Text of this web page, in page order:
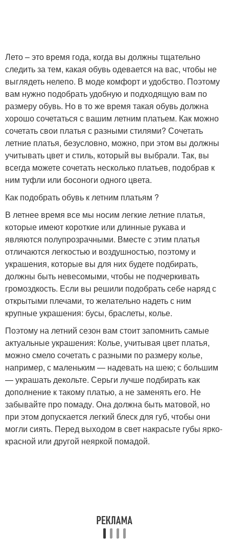
Лето – это время года, когда вы должны тщательно
следить за тем, какая обувь одевается на вас, чтобы не
выглядеть нелепо. В моде комфорт и удобство. Поэтому
вам нужно подобрать удобную и подходящую вам по
размеру обувь. Но в то же время такая обувь должна
хорошо сочетаться с вашим летним платьем. Как можно
сочетать свои платья с разными стилями? Сочетать
летние платья, безусловно, можно, при этом вы должны
учитывать цвет и стиль, который вы выбрали. Так, вы
всегда можете сочетать несколько платьев, подобрав к
ним туфли или босоноги одного цвета.
Как подобрать обувь к летним платьям ?
В летнее время все мы носим легкие летние платья,
которые имеют короткие или длинные рукава и
являются полупрозрачными. Вместе с этим платья
отличаются легкостью и воздушностью, поэтому и
украшения, которые вы для них будете подбирать,
должны быть невесомыми, чтобы не подчеркивать
громоздкость. Если вы решили подобрать себе наряд с
открытыми плечами, то желательно надеть с ним
крупные украшения: бусы, браслеты, колье.
Поэтому на летний сезон вам стоит запомнить самые
актуальные украшения: Колье, учитывая цвет платья,
можно смело сочетать с разными по размеру колье,
например, с маленьким — надевать на шею; с большим
— украшать декольте. Серьги лучше подбирать как
дополнение к такому платью, а не заменять его. Не
забывайте про помаду. Она должна быть матовой, но
при этом допускается легкий блеск для губ, чтобы они
могли сиять. Перед выходом в свет накрасьте губы ярко-
красной или другой неяркой помадой.